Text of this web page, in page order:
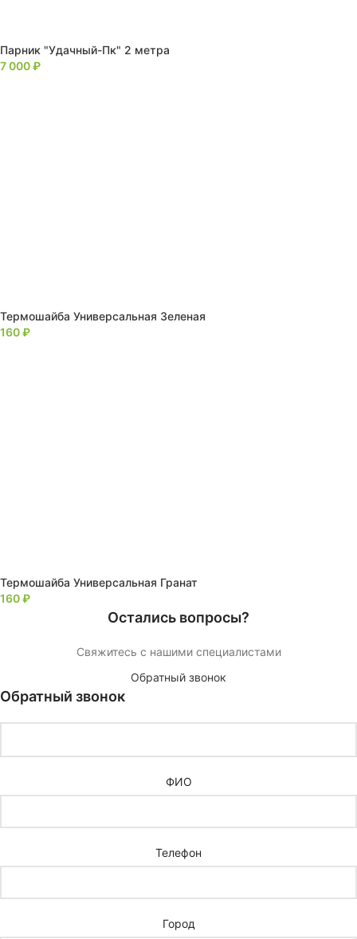
Парник "Удачный-Пк" 2 метра
7 000₽
Термошайба Универсальная Зеленая
160₽
Термошайба Универсальная Гранат
160₽
Остались вопросы?
Свяжитесь с нашими специалистами
Обратный звонок
Обратный звонок
ФИО
Телефон
Город